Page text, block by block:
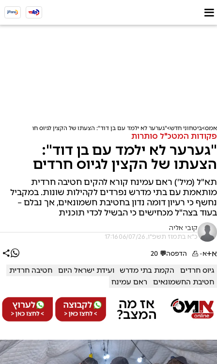
אמס ביטחוני חדש "גערער לא ילמד עם בן דוד": הצעתו של הקצין לגיוס חרדים
פקודות המטכ"ל סותרות
"גערער לא ילמד עם בן דוד":
הצעתו של הקצין לגיוס חרדים
תא"ל (מיל') ראם עמינח קורא להקים חטיבה חרדית
מותאמת עם בתי מדרש נפרדים לקהילות שונות. במקביל
נחשף כי רעיון דומה נדון בחטיבת חשמונאים, אך נבלם –
בעוד בצה"ל מכחישים כי הבשיל לכדי תוכנית
קובי אליה
כ"א בתמוז תשפ"ו, 06/07/26 17:16
א+א- הדפסה💬
20
גיוס חרדים הקמת בתי מדרש ועידת ישראל היום
חטיבה חרדית
חטיבת החשמונאים
ראם עמינח